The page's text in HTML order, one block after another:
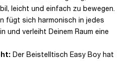
leicht und einfach zu bewegen.
fügt sich harmonisch in jedes
und verleiht Deinem Raum eine
Der Beistelltisch Easy Boy hat